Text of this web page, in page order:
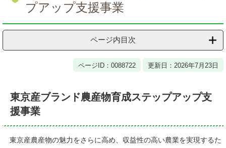
プアップ支援事業
ページ内目次
ページID：0088722 更新日：2026年7月23日
東京産ブランド農産物育成ステップアップ支
援事業
東京産農産物の魅力をさらに高め、収益性の高い農業を実現するた